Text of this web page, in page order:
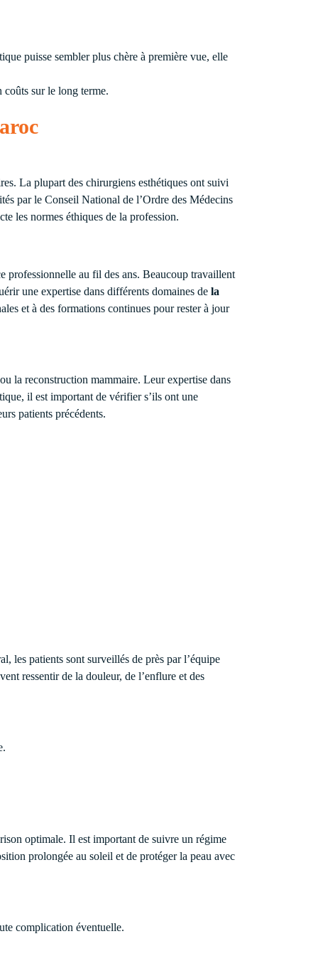
puisse sembler plus chère à première vue, elle
coûts sur le long terme.
La plupart des chirurgiens esthétiques ont suivi
par le Conseil National de l’Ordre des Médecins
les normes éthiques de la profession.
professionnelle au fil des ans. Beaucoup travaillent
une expertise dans différents domaines de la
et à des formations continues pour rester à jour
la reconstruction mammaire. Leur expertise dans
il est important de vérifier s’ils ont une
patients précédents.
les patients sont surveillés de près par l’équipe
ressentir de la douleur, de l’enflure et des
optimale. Il est important de suivre un régime
prolongée au soleil et de protéger la peau avec
complication éventuelle.